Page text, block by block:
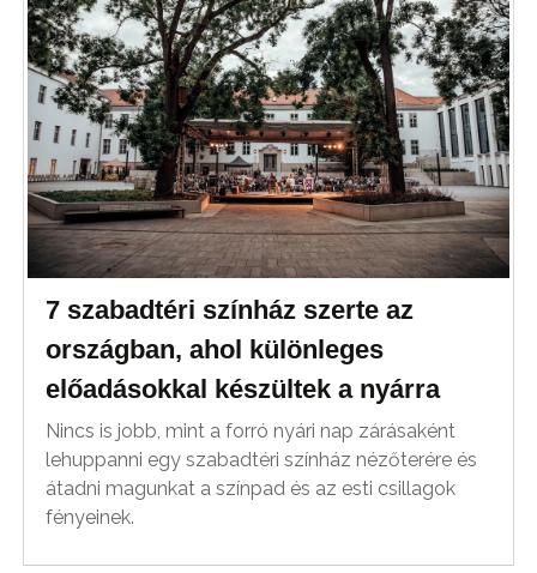
7 szabadtéri színház szerte az
országban, ahol különleges
előadásokkal készültek a nyárra
Nincs is jobb, mint a forró nyári nap zárásaként
lehuppanni egy szabadtéri színház nézőterére és
átadni magunkat a színpad és az esti csillagok
fényeinek.